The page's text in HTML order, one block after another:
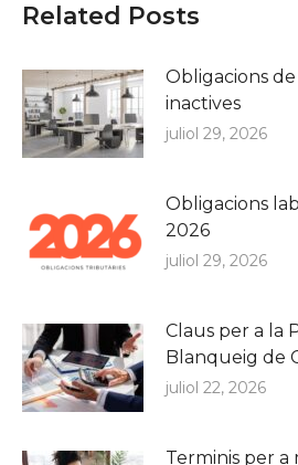
Related Posts
Obligacions
inactives
juliol 29, 2026
Obligacions
2026
juliol 29, 2026
Claus per a la
Blanqueig de
juliol 22, 2026
Terminis per a